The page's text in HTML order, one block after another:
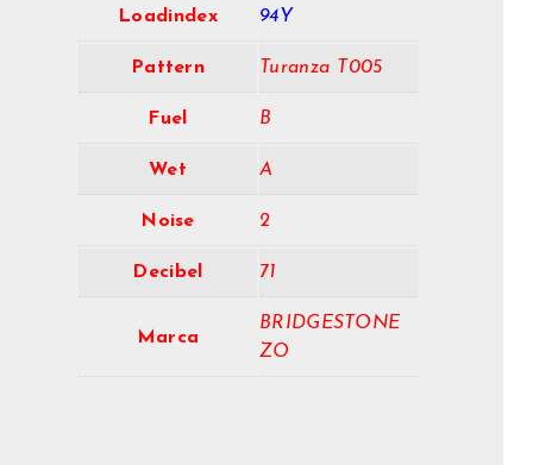
Loadindex 94Y
Pattern Turanza T005
Fuel B
Wet A
Noise 2
Decibel 71
Marca
BRIDGESTONE
ZO